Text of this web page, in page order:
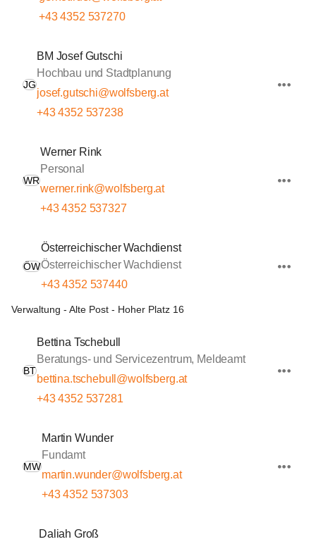
+43 4352 537270
JG
BM Josef Gutschi
Hochbau und Stadtplanung
josef.gutschi@wolfsberg.at
+43 4352 537238
WR
Werner Rink
Personal
werner.rink@wolfsberg.at
+43 4352 537327
ÖW
Österreichischer Wachdienst
Österreichischer Wachdienst
+43 4352 537440
Verwaltung - Alte Post - Hoher Platz 16
BT
Bettina Tschebull
Beratungs- und Servicezentrum, Meldeamt
bettina.tschebull@wolfsberg.at
+43 4352 537281
MW
Martin Wunder
Fundamt
martin.wunder@wolfsberg.at
+43 4352 537303
Daliah Groß